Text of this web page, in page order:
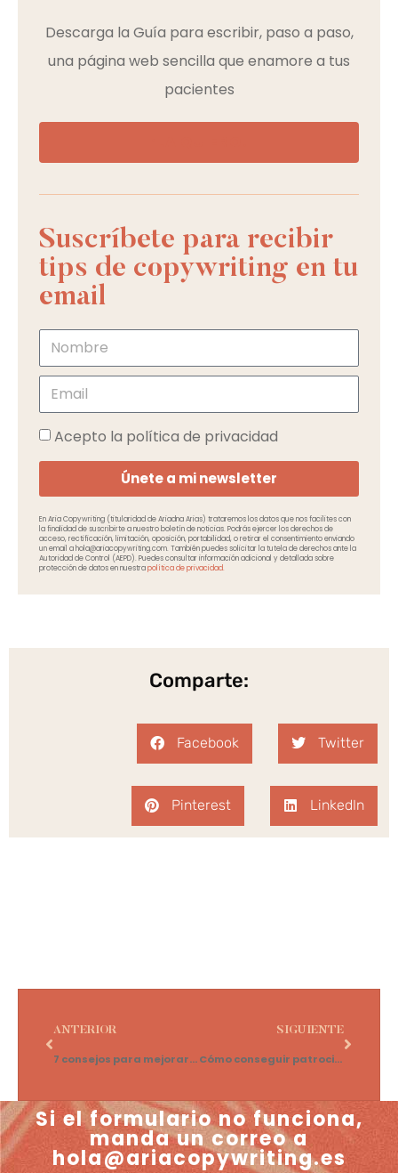
Descarga la Guía para escribir, paso a paso,
una página web sencilla que enamore a tus
pacientes
Suscríbete para recibir
tips de copywriting en tu
email
Acepto la política de privacidad
Únete a mi newsletter
En Aria Copywriting (titularidad de Ariadna Arias) trataremos los datos que nos facilites con
la finalidad de suscribirte a nuestro boletín de noticias. Podrás ejercer los derechos de
acceso, rectificación, limitación, oposición, portabilidad, o retirar el consentimiento enviando
un email a hola@ariacopywriting.com. También puedes solicitar la tutela de derechos ante la
Autoridad de Control (AEPD). Puedes consultar información adicional y detallada sobre
protección de datos en nuestrapolítica de privacidad.
Comparte:
Facebook Twitter
Pinterest LinkedIn
ANTERIOR
7 consejos para mejorar tu estrategia de SEO en Pinterest
SIGUIENTE
Cómo conseguir patrocinadores para tu canal de Youtube (o redes sociales)
Si el formulario no funciona,
manda un correo a
hola@ariacopywriting.es